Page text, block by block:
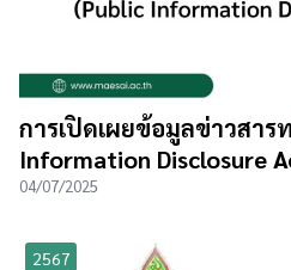
การเปิดเผยข้อมูลข่าวสาร
Information Disclosure
04/07/2025
2567